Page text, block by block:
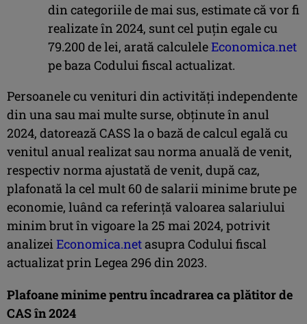
din categoriile de mai sus, estimate că vor fi
realizate în 2024, sunt cel puţin egale cu
79.200 de lei, arată calculeleEconomica.net
pe baza Codului fiscal actualizat.
Persoanele cu venituri din activităţi independente
din una sau mai multe surse, obţinute în anul
2024, datorează CASS la o bază de calcul egală cu
venitul anual realizat sau norma anuală de venit,
respectiv norma ajustată de venit, după caz,
plafonată la cel mult 60 de salarii minime brute pe
economie, luând ca referinţă valoarea salariului
minim brut în vigoare la 25 mai 2024, potrivit
analizeiEconomica.netasupra Codului fiscal
actualizat prin Legea 296 din 2023.
Plafoane minime pentru încadrarea ca plătitor de
CAS în 2024